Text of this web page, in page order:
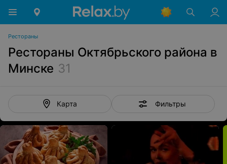
Рестораны
Рестораны Октябрьского района в
Минске 31
Карта Фильтры